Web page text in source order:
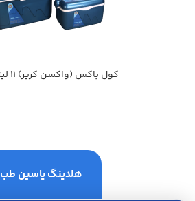
كول باكس (واکسن کریر) 11 ليتري PIP
هلدینگ یاسین طب